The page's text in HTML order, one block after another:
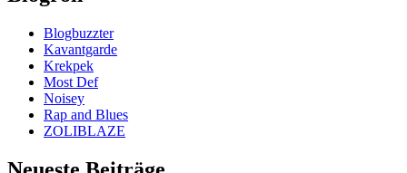
Blogbuzzter
Kavantgarde
Krekpek
Most Def
Noisey
Rap and Blues
ZOLIBLAZE